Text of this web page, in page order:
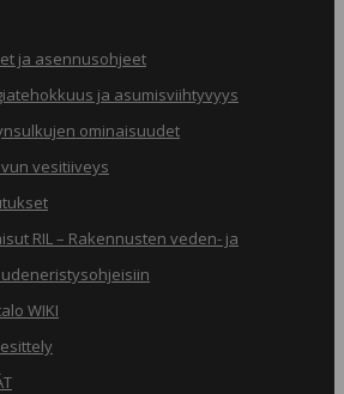
ja asennusohjeet
ja asumisviihtyvyys
ominaisuudet
vesitiiveys
RIL – Rakennusten veden- ja
WIKI